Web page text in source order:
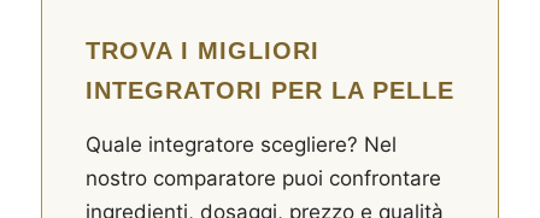
TROVA I MIGLIORI
INTEGRATORI PER LA PELLE
Quale integratore scegliere? Nel
nostro comparatore puoi confrontare
ingredienti, dosaggi, prezzo e qualità